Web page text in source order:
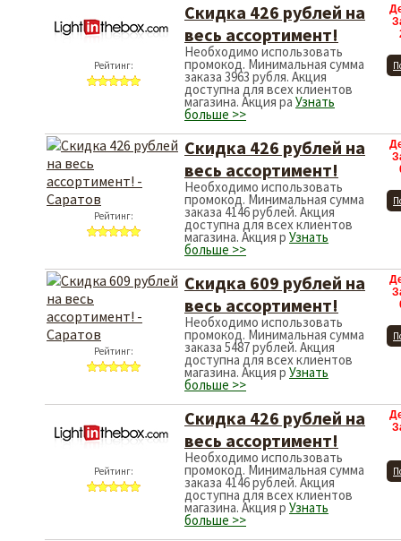
Рейтинг:
Скидка 426 рублей на
весь ассортимент!
Необходимо использовать
промокод. Минимальная сумма
заказа 3963 рубля. Акция
доступна для всех клиентов
магазина. Акция ра Узнать
больше >>
Рейтинг:
Скидка 426 рублей на
весь ассортимент!
Необходимо использовать
промокод. Минимальная сумма
заказа 4146 рублей. Акция
доступна для всех клиентов
магазина. Акция р Узнать
больше >>
Рейтинг:
Скидка 609 рублей на
весь ассортимент!
Необходимо использовать
промокод. Минимальная сумма
заказа 5487 рублей. Акция
доступна для всех клиентов
магазина. Акция р Узнать
больше >>
Рейтинг:
Скидка 426 рублей на
весь ассортимент!
Необходимо использовать
промокод. Минимальная сумма
заказа 4146 рублей. Акция
доступна для всех клиентов
магазина. Акция р Узнать
больше >>